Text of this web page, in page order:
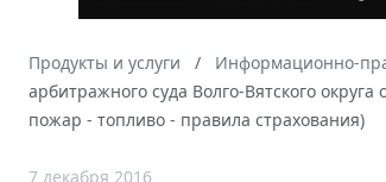
Продукты и услуги Информационно-
арбитражного суда Волго-Вятского
пожар - топливо - правила страхования)
7 декабря 2016